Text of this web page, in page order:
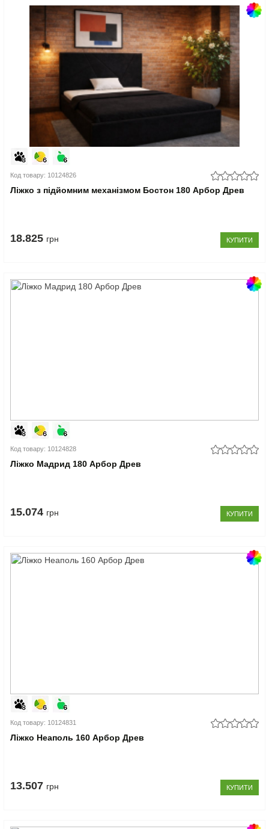
Код товару: 10124826
Ліжко з підйомним механізмом Бостон 180 Арбор Древ
18.825 грн КУПИТИ
Код товару: 10124828
Ліжко Мадрид 180 Арбор Древ
15.074 грн КУПИТИ
Код товару: 10124831
Ліжко Неаполь 160 Арбор Древ
13.507 грн КУПИТИ